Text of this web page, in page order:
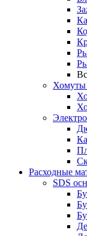
Хомуты
Расходные
SDS